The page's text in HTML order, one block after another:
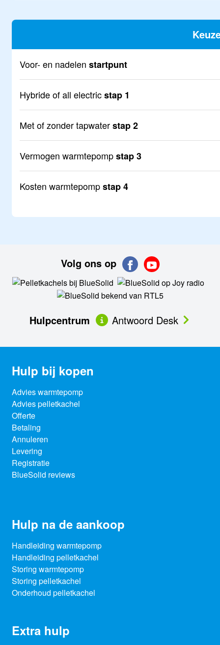
Voor- en nadelen startpunt
Hybride of all electricstap 1
Met of zonder tapwaterstap 2
Vermogen warmtepompstap 3
Kosten warmtepompstap 4
Volg ons op
Hulpcentrum Antwoord Desk
Hulp bij kopen
Advies warmtepomp
Advies pelletkachel
Offerte
Betaling
Annuleren
Levering
Registratie
BlueSolid reviews
Hulp na de aankoop
Handleiding warmtepomp
Handleiding pelletkachel
Storing warmtepomp
Storing pelletkachel
Onderhoud pelletkachel
Extra hulp